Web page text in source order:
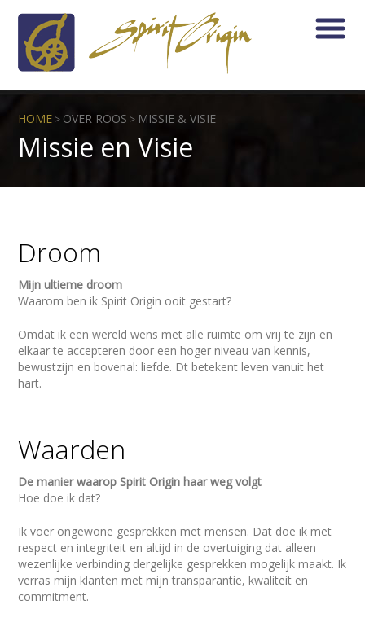
HOME > OVER ROOS > MISSIE & VISIE
Missie en Visie
Droom
Mijn ultieme droom
Waarom ben ik Spirit Origin ooit gestart?
Omdat ik een wereld wens met alle ruimte om vrij te zijn en
elkaar te accepteren door een hoger niveau van kennis,
bewustzijn en bovenal: liefde. Dt betekent leven vanuit het
hart.
Waarden
De manier waarop Spirit Origin haar weg volgt
Hoe doe ik dat?
Ik voer ongewone gesprekken met mensen. Dat doe ik met
respect en integriteit en altijd in de overtuiging dat alleen
wezenlijke verbinding dergelijke gesprekken mogelijk maakt. Ik
verras mijn klanten met mijn transparantie, kwaliteit en
commitment.